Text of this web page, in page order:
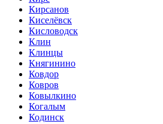
Кирсанов
Киселёвск
Кисловодск
Клин
Клинцы
Княгинино
Ковдор
Ковров
Ковылкино
Когалым
Кодинск